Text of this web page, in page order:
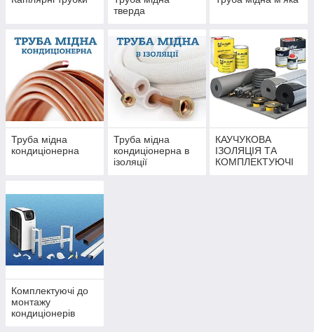
тверда
Труба мідна
кондиціонерна
Труба мідна
кондиціонерна в
ізоляції
КАУЧУКОВА
ІЗОЛЯЦІЯ ТА
КОМПЛЕКТУЮЧІ
Комплектуючі до
монтажу
кондиціонерів